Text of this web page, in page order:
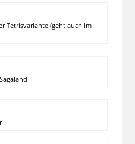
Tetrisvariante (geht auch im